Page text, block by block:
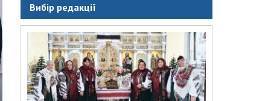
Вибір редакції